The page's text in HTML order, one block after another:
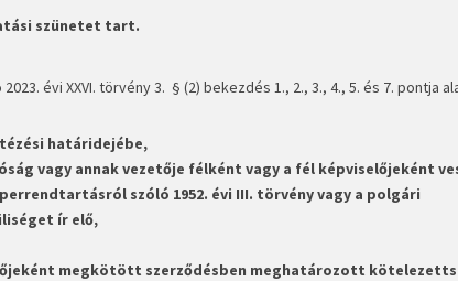
szünetet tart.
évi XXVI. törvény 3. § (2) bekezdés 1., 2., 3., 4., 5. és 7. pontja
határidejébe,
vagy annak vezetője félként vagy a fél képviselőjeként
szóló 1952. évi III. törvény vagy a polgári
ír elő,
megkötött szerződésben meghatározott